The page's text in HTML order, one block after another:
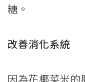
糖。
改善消化系統
因為花椰菜米